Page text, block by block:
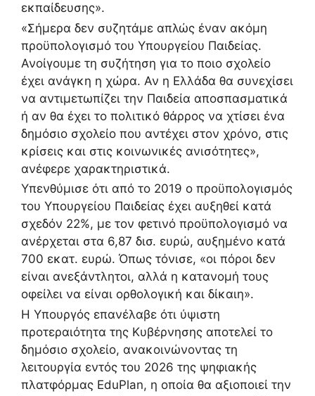
εκπαίδευσης».
«Σήμερα δεν συζητάμε απλώς έναν ακόμη
προϋπολογισμό του Υπουργείου Παιδείας.
Ανοίγουμε τη συζήτηση για το ποιο σχολείο
έχει ανάγκη η χώρα. Αν η Ελλάδα θα συνεχίσει
να αντιμετωπίζει την Παιδεία αποσπασματικά
ή αν θα έχει το πολιτικό θάρρος να χτίσει ένα
δημόσιο σχολείο που αντέχει στον χρόνο, στις
κρίσεις και στις κοινωνικές ανισότητες»,
ανέφερε χαρακτηριστικά.
Υπενθύμισε ότι από το 2019 ο προϋπολογισμός
του Υπουργείου Παιδείας έχει αυξηθεί κατά
σχεδόν 22%, με τον φετινό προϋπολογισμό να
ανέρχεται στα 6,87 δισ. ευρώ, αυξημένο κατά
700 εκατ. ευρώ. Όπως τόνισε, «οι πόροι δεν
είναι ανεξάντλητοι, αλλά η κατανομή τους
οφείλει να είναι ορθολογική και δίκαιη».
Η Υπουργός επανέλαβε ότι ύψιστη
προτεραιότητα της Κυβέρνησης αποτελεί το
δημόσιο σχολείο, ανακοινώνοντας τη
λειτουργία εντός του 2026 της ψηφιακής
πλατφόρμας EduPlan, η οποία θα αξιοποιεί την